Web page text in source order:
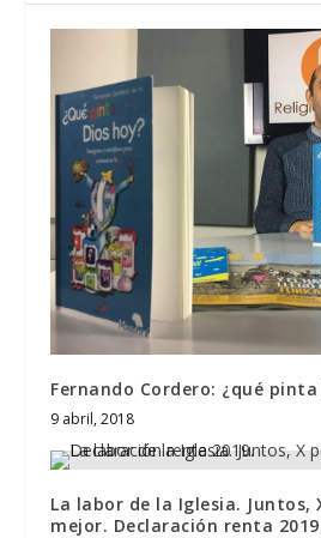
Fernando Cordero: ¿qué
9 abril, 2018
La labor de la Iglesia. Juntos,
mejor. Declaración renta